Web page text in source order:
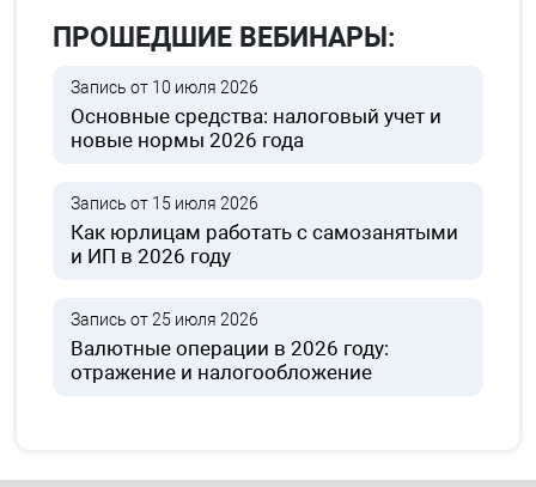
ПРОШЕДШИЕ ВЕБИНАРЫ:
Запись от 10 июля 2026
Основные средства: налоговый учет и
новые нормы 2026 года
Запись от 15 июля 2026
Как юрлицам работать с самозанятыми
и ИП в 2026 году
Запись от 25 июля 2026
Валютные операции в 2026 году:
отражение и налогообложение